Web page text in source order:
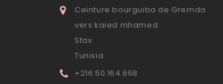
Ceinture bourguiba de Gremda
vers kaied mhamed
Sfax
Tunisia
+216 50.164.668